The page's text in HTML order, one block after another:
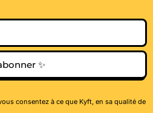
✨
consentez à ce que Kyft, en sa qualité de